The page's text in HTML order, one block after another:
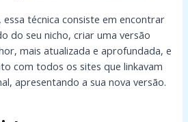
técnica consiste em encontrar
do seu nicho, criar uma versão
mais atualizada e aprofundada, e
com todos os sites que linkavam
apresentando a sua nova versão.